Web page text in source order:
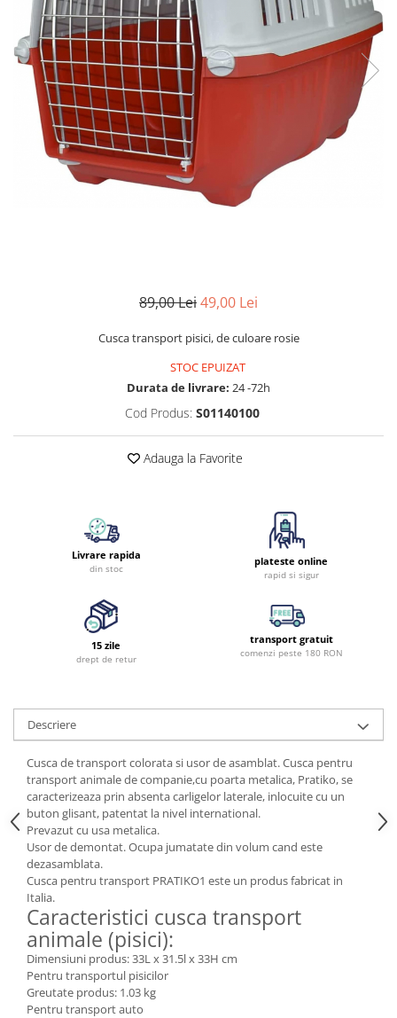
89,00 Lei49,00 Lei
Cusca transport pisici, de culoare rosie
STOC EPUIZAT
Durata de livrare: 24 -72h
Cod Produs: S01140100
Adauga la Favorite
Livrare rapida
din stoc
plateste online
rapid si sigur
15 zile
drept de retur
transport gratuit
comenzi peste 180 RON
Descriere
Cusca de transport colorata si usor de asamblat. Cusca pentru
transport animale de companie,cu poarta metalica, Pratiko, se
caracterizeaza prin absenta carligelor laterale, inlocuite cu un
buton glisant, patentat la nivel international.
Prevazut cu usa metalica.
Usor de demontat. Ocupa jumatate din volum cand este
dezasamblata.
Cusca pentru transport PRATIKO1 este un produs fabricat in
Italia.
Caracteristici cusca transport
animale (pisici):
Dimensiuni produs: 33L x 31.5l x 33H cm
Pentru transportul pisicilor
Greutate produs: 1.03 kg
Pentru transport auto